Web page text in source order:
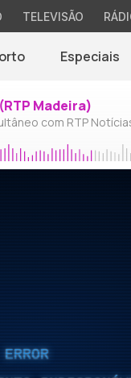
TELEVISÃO
Especiais
Madeira)
com RTP